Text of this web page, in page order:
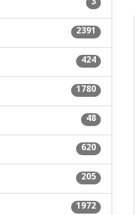
3
2391
424
1780
48
620
205
1972